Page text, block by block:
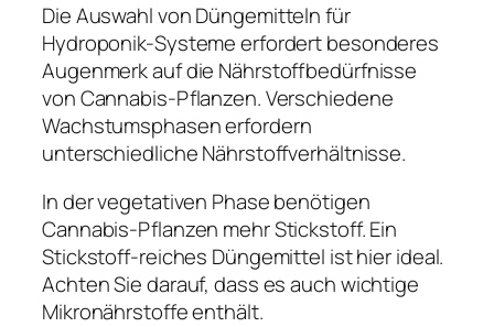
Die Auswahl von Düngemitteln für
Hydroponik-Systeme erfordert besonderes
Augenmerk auf die Nährstoffbedürfnisse
von Cannabis-Pflanzen. Verschiedene
Wachstumsphasen erfordern
unterschiedliche Nährstoffverhältnisse.
In der vegetativen Phase benötigen
Cannabis-Pflanzen mehr Stickstoff. Ein
Stickstoff-reiches Düngemittel ist hier ideal.
Achten Sie darauf, dass es auch wichtige
Mikronährstoffe enthält.